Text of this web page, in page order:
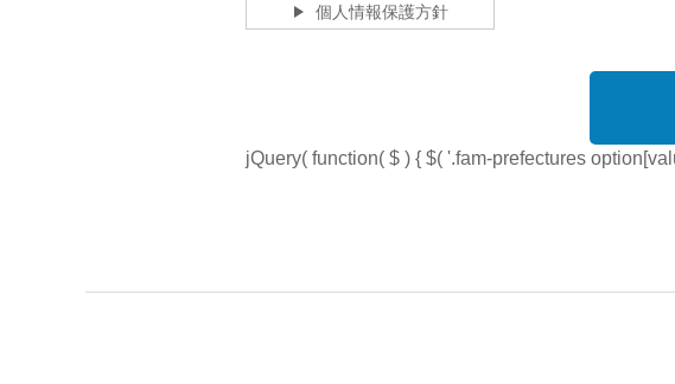
個人情報保護方針
jQuery( function( $ ) { $( '.fam-prefectures